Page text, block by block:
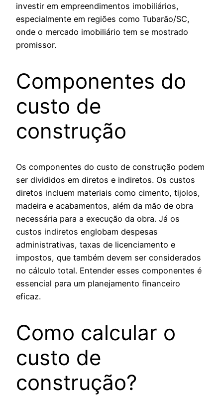
investir em empreendimentos imobiliários,
especialmente em regiões como Tubarão/SC,
onde o mercado imobiliário tem se mostrado
promissor.
Componentes do
custo de
construção
Os componentes do custo de construção podem
ser divididos em diretos e indiretos. Os custos
diretos incluem materiais como cimento, tijolos,
madeira e acabamentos, além da mão de obra
necessária para a execução da obra. Já os
custos indiretos englobam despesas
administrativas, taxas de licenciamento e
impostos, que também devem ser considerados
no cálculo total. Entender esses componentes é
essencial para um planejamento financeiro
eficaz.
Como calcular o
custo de
construção?